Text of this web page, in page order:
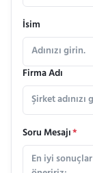
İsim
Firma Adı
Soru Mesajı*